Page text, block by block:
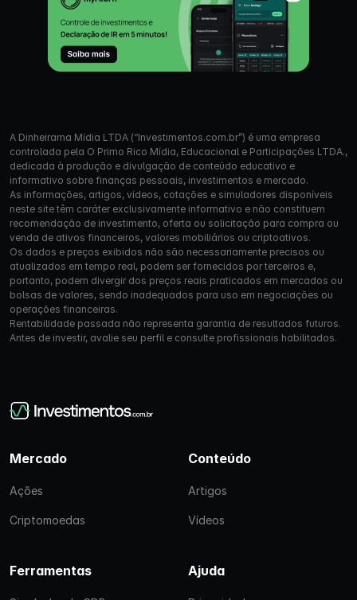
A Dinheirama Mídia LTDA (“Investimentos.com.br”) é uma empresa
controlada pela O Primo Rico Mídia, Educacional e Participações LTDA.,
dedicada à produção e divulgação de conteúdo educativo e
informativo sobre finanças pessoais, investimentos e mercado.
As informações, artigos, vídeos, cotações e simuladores disponíveis
neste site têm caráter exclusivamente informativo e não constituem
recomendação de investimento, oferta ou solicitação para compra ou
venda de ativos financeiros, valores mobiliários ou criptoativos.
Os dados e preços exibidos não são necessariamente precisos ou
atualizados em tempo real, podem ser fornecidos por terceiros e,
portanto, podem divergir dos preços reais praticados em mercados ou
bolsas de valores, sendo inadequados para uso em negociações ou
operações financeiras.
Rentabilidade passada não representa garantia de resultados futuros.
Antes de investir, avalie seu perfil e consulte profissionais habilitados.
Mercado
Ações
Criptomoedas
Conteúdo
Artigos
Vídeos
Ferramentas Ajuda